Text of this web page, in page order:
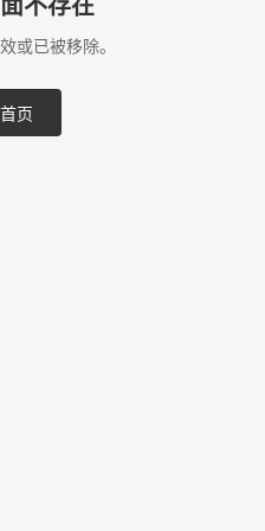
不存在
或已被移除。
页